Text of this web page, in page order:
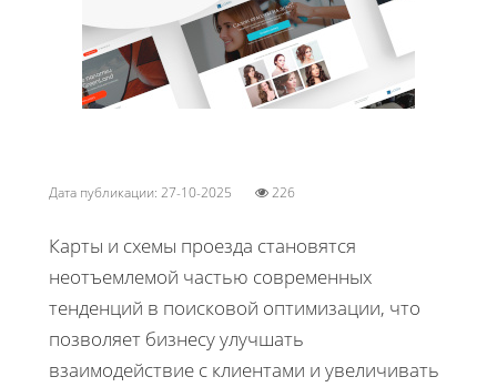
Дата публикации: 27-10-2025 226
Карты и схемы проезда становятся
неотъемлемой частью современных
тенденций в поисковой оптимизации, что
позволяет бизнесу улучшать
взаимодействие с клиентами и увеличивать